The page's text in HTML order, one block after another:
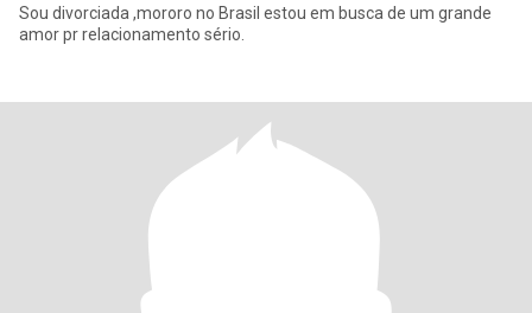
Sou divorciada ,mororo no Brasil estou em busca de um grande
amor pr relacionamento sério.